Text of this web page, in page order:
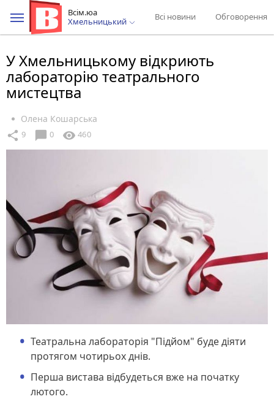
Всім.юа
Хмельницький
Всі новини Обговорення
У Хмельницькому відкриють
лабораторію театрального
мистецтва
Олена Кошарська
share 9 chat_bubble 0 visibility 460
Театральна лабораторія "Підйом" буде діяти
протягом чотирьох днів.
Перша вистава відбудеться вже на початку
лютого.